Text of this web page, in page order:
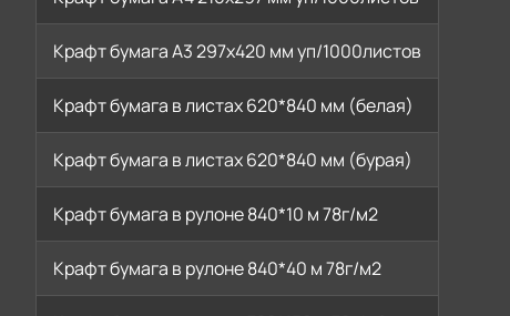
Крафт бумага А3 297х420 мм уп/1000листов
Крафт бумага в листах 620*840 мм (белая)
Крафт бумага в листах 620*840 мм (бурая)
Крафт бумага в рулоне 840*10 м 78г/м2
Крафт бумага в рулоне 840*40 м 78г/м2